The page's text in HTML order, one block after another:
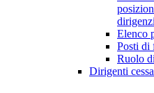
Elenco
Posti di
Ruolo
Dirigenti